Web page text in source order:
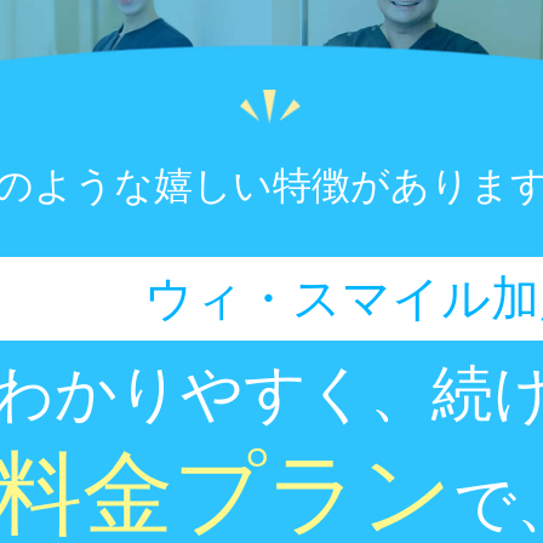
ような嬉しい特徴がありま
ウィ・スマイル
かりやすく、続
金プランで